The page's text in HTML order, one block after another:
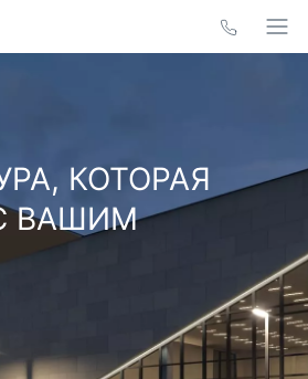
КОТОРАЯ
ВАШИМ